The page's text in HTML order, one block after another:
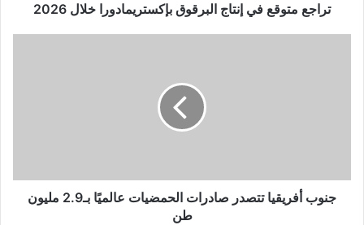
تراجع متوقع في إنتاج البرقوق بإكستريمادورا خلال 2026
جنوب أفريقيا تتصدر صادرات الحمضيات عالميًا بـ2.9 مليون
طن